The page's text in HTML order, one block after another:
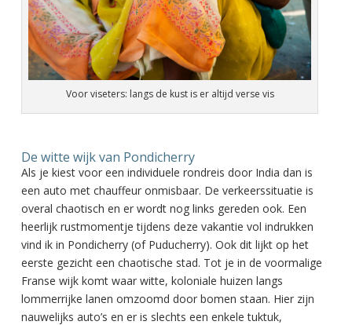
Voor viseters: langs de kust is er altijd verse vis
De witte wijk van Pondicherry
Als je kiest voor een individuele rondreis door India dan is
een auto met chauffeur onmisbaar. De verkeerssituatie is
overal chaotisch en er wordt nog links gereden ook. Een
heerlijk rustmomentje tijdens deze vakantie vol indrukken
vind ik in Pondicherry (of Puducherry). Ook dit lijkt op het
eerste gezicht een chaotische stad. Tot je in de voormalige
Franse wijk komt waar witte, koloniale huizen langs
lommerrijke lanen omzoomd door bomen staan. Hier zijn
nauwelijks auto’s en er is slechts een enkele tuktuk,